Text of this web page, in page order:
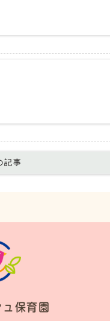
記事
保育園